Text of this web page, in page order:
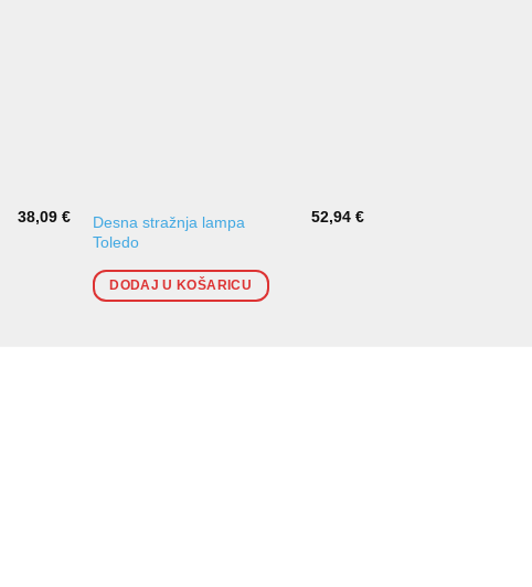
38,09 €
Desna stražnja lampa
Toledo
52,94€
DODAJ U KOŠARICU